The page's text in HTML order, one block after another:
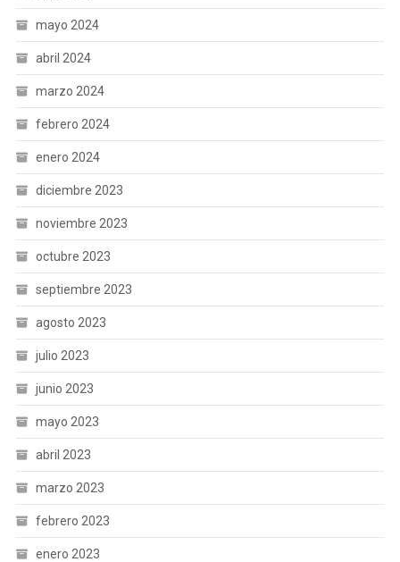
mayo 2024
abril 2024
marzo 2024
febrero 2024
enero 2024
diciembre 2023
noviembre 2023
octubre 2023
septiembre 2023
agosto 2023
julio 2023
junio 2023
mayo 2023
abril 2023
marzo 2023
febrero 2023
enero 2023